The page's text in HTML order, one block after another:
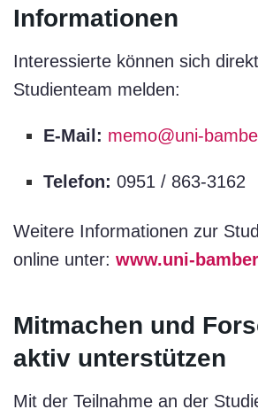
Informationen
Interessierte können sich
Studienteam melden:
E-Mail: memo@uni-
Telefon: 0951 / 863-3162
Weitere Informationen zur
online unter: www.uni-
Mitmachen und
aktiv unterstützen
Mit der Teilnahme an der